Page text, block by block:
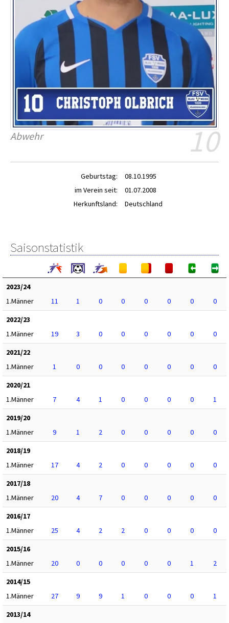
10
Abwehr
Geburtstag:
08.10.1995
im Verein seit:
01.07.2008
Herkunftsland:
Deutschland
Saisonstatistik
2023/24
1.Männer
11 1 0 0 0 0 0
0
2022/23
1.Männer
19 3 0 0 0 0 0
0
2021/22
1.Männer
1 0 0 0 0 0 0
0
2020/21
1.Männer
7 4 1 0 0 0 0
1
2019/20
1.Männer
9 1 2 0 0 0 0
0
2018/19
1.Männer
17 4 2 0 0 0 0
0
2017/18
1.Männer
20 4 7 0 0 0 0
0
2016/17
1.Männer
25 4 2 2 0 0 0
0
2015/16
1.Männer
20 0 0 0 0 0 1
2
2014/15
1.Männer
27 9 9 1 0 0 0
1
2013/14